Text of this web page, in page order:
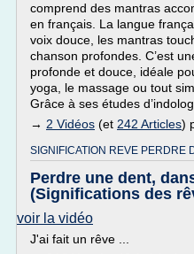
comprend des mantras
en français. La langue
voix douce, les mantras
chanson profondes. C’est
profonde et douce, idéale
yoga, le massage ou tout
Grâce à ses études
→ 2 Vidéos (et 242 Articles)
SIGNIFICATION REVE PERDRE
Perdre une dent,
(Significations des
voir la vidéo
J'ai fait un rêve ...